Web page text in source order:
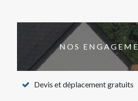
NOS
Devis et déplacement gratuits